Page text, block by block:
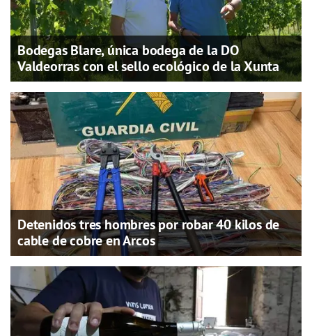
Bodegas Blare, única bodega de la DO
Valdeorras con el sello ecológico de la Xunta
Detenidos tres hombres por robar 40 kilos de
cable de cobre en Arcos